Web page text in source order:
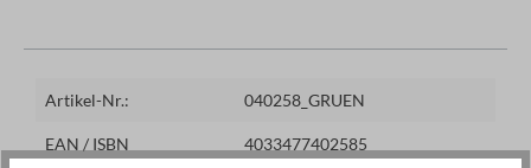
Artikel-Nr.: 040258_GRUEN
EAN / ISBN 4033477402585